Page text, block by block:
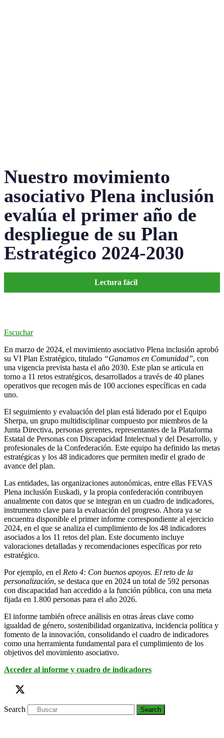
Nuestro movimiento
asociativo Plena inclusión
evalúa el primer año de
despliegue de su Plan
Estratégico 2024-2030
Lectura fácil
Escuchar
En marzo de 2024, el movimiento asociativo Plena inclusión aprobó
su VI Plan Estratégico, titulado “Ganamos en Comunidad”, con
una vigencia prevista hasta el año 2030. Este plan se articula en
torno a 11 retos estratégicos, desarrollados a través de 40 planes
operativos que recogen más de 100 acciones específicas en cada
uno.
El seguimiento y evaluación del plan está liderado por el Equipo
Sherpa, un grupo multidisciplinar compuesto por miembros de la
Junta Directiva, personas gerentes, representantes de la Plataforma
Estatal de Personas con Discapacidad Intelectual y del Desarrollo, y
profesionales de la Confederación. Este equipo ha definido las metas
estratégicas y los 48 indicadores que permiten medir el grado de
avance del plan.
Las entidades, las organizaciones autonómicas, entre ellas FEVAS
Plena inclusión Euskadi, y la propia confederación contribuyen
anualmente con datos que se integran en un cuadro de indicadores,
instrumento clave para la evaluación del progreso. Ahora ya se
encuentra disponible el primer informe correspondiente al ejercicio
2024, en el que se analiza el cumplimiento de los 48 indicadores
asociados a los 11 retos del plan. Este documento incluye
valoraciones detalladas y recomendaciones específicas por reto
estratégico.
Por ejemplo, en el Reto 4: Con buenos apoyos. El reto de la
personalización, se destaca que en 2024 un total de 592 personas
con discapacidad han accedido a la función pública, con una meta
fijada en 1.800 personas para el año 2026.
El informe también ofrece análisis en otras áreas clave como
igualdad de género, sostenibilidad organizativa, incidencia política y
fomento de la innovación, consolidando el cuadro de indicadores
como una herramienta fundamental para el cumplimiento de los
objetivos del movimiento asociativo.
Acceder al informe y cuadro de indicadores
Search Search